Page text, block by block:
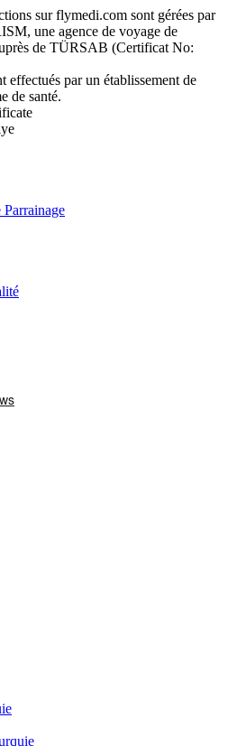
sur flymedi.com sont gérées par
une agence de voyage de
de TÜRSAB (Certificat No:
effectués par un établissement de
de santé.